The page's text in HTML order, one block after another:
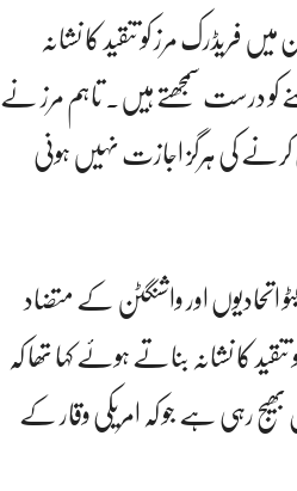
مرز کو تنقید کا نشانہ
کو درست سمجھتے ہیں۔ تاہم مرز نے
کرنے کی ہرگز اجازت نہیں ہونی
اور واشنگٹن کے متضاد
کا نشانہ بناتے ہوئے کہا تھا کہ
رہی ہے جو کہ امریکی وقار کے